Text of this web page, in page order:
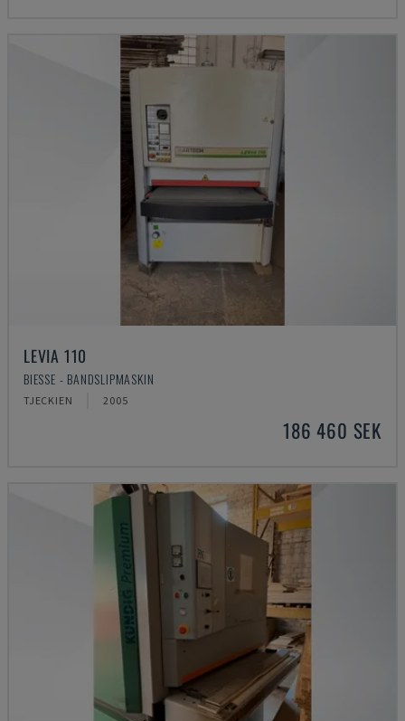
LEVIA 110
BIESSE - BANDSLIPMASKIN
TJECKIEN 2005
186 460 SEK